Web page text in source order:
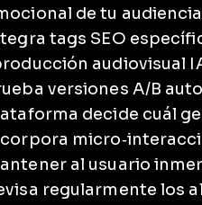
de tu
tags SEO
audiovisual
versiones A/B
decide cuál
al usuario
regularmente los